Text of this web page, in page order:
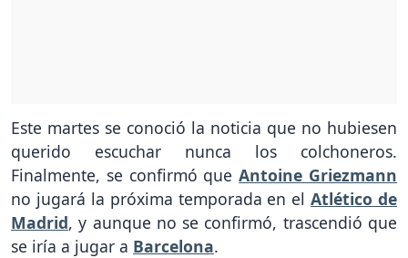
Este martes se conoció la noticia que no hubiesen
querido escuchar nunca los colchoneros.
Finalmente, se confirmó queAntoine Griezmann
no jugará la próxima temporada en el Atlético de
Madrid, y aunque no se confirmó, trascendió que
se iría a jugar a Barcelona.